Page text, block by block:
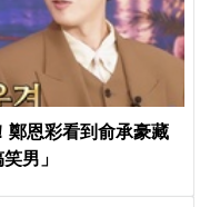
鄭恩彩看到俞承豪藏
男」